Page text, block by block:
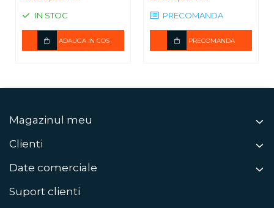
IN STOC
ADAUGA IN COS
PRECOMANDA
PRECOMANDA
Magazinul meu
Clienti
Date comerciale
Suport clienti